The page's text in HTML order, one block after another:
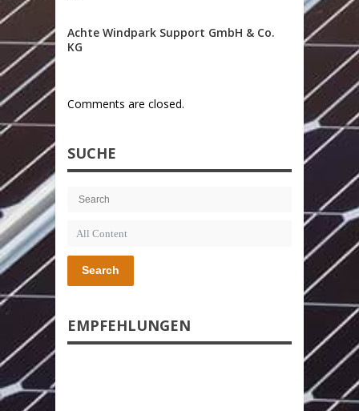
Achte Windpark Support GmbH & Co.
KG
Comments are closed.
SUCHE
Search
EMPFEHLUNGEN